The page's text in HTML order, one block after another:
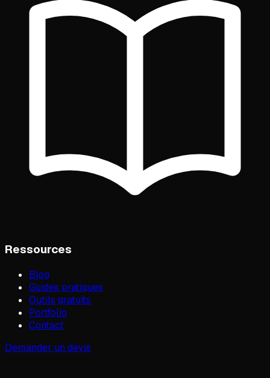
Ressources
Blog
Guides pratiques
Outils gratuits
Portfolio
Contact
Demander un devis